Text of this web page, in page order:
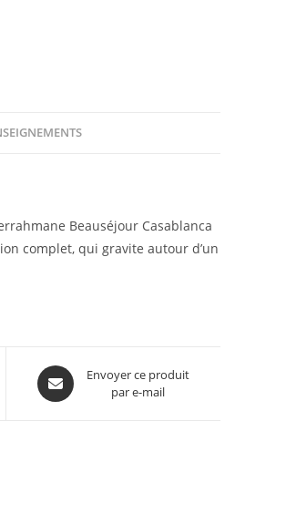
Beauséjour Casablanca
complet, qui gravite autour d’un
Envoyer ce produit
par e-mail